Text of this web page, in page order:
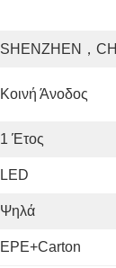
SHENZHEN，
Κοινή Άνοδος
1 Έτος
LED
Ψηλά
EPE+Carton